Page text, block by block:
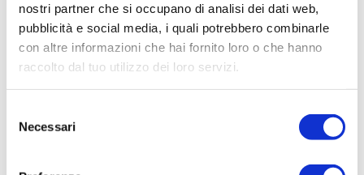
nostri partner che si occupano di analisi dei dati web,
pubblicità e social media, i quali potrebbero combinarle
con altre informazioni che hai fornito loro o che hanno
raccolto dal tuo utilizzo dei loro servizi.
delNecessari
Camere
News & Offerte
Servizi